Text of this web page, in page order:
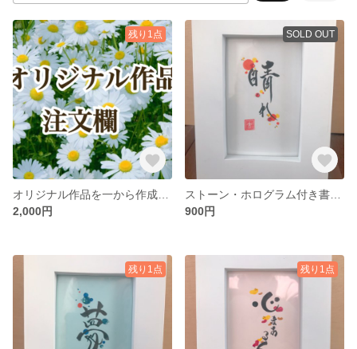
残り1点
2,000円
SOLD OUT
900円
残り1点 残り1点